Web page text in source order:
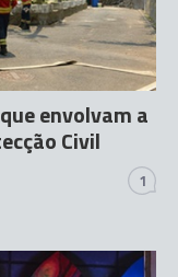
envolvam a
Civil
1